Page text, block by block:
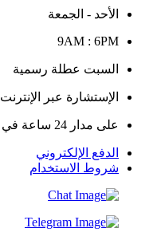
الأحد - الجمعة
9AM : 6PM
السبت عطلة رسمية
الإستشارة عبر الإنترنت
على مدار 24 ساعة في اليوم، 7 أيام في الأسبوع
الدفع الإلكتروني
شروط الاستخدام